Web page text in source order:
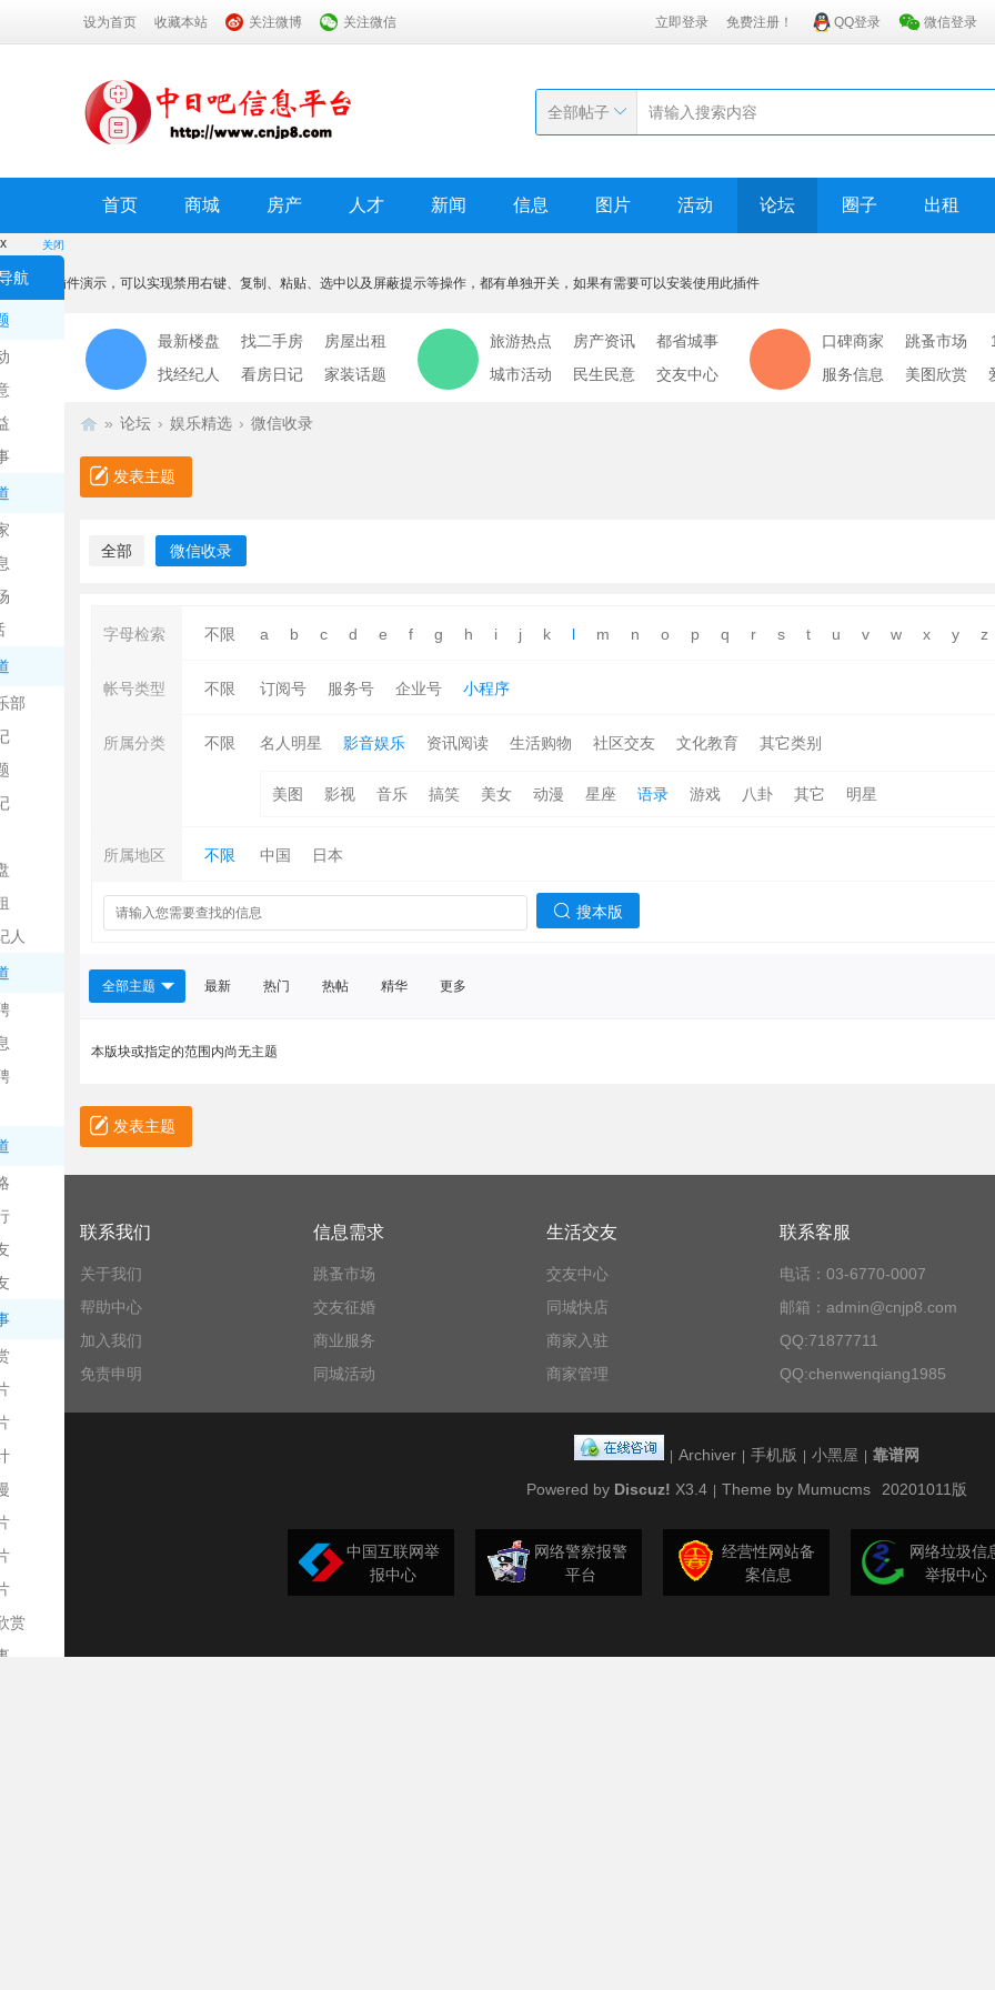
设为首页 收藏本站 关注微博 关注微信 立即登录 免费注册！ QQ登录 微信登录
全部帖子
首页 商城 房产 人才 新闻 信息 图片 活动 论坛 圈子 出租
关闭
航
部
人
赏
x
本功能为插件演示，可以实现禁用右键、复制、粘贴、选中以及屏蔽提示等操作，都有单独开关，如果有需要可以安装使用此插件
我知道了
最新楼盘 找二手房
房屋出租
找经纪人
看房日记 家装话题
旅游热点 房产资讯
都省城事
城市活动
民生民意 交友中心
口碑商家 跳蚤市场
服务信息
美图欣赏
» 论坛 › 娱乐精选 › 微信收录
发表主题
全部 微信收录
字母检索 不限 a b c d e f g h i j k l m n o p q r s t u v w x y z
帐号类型 不限 订阅号 服务号 企业号 小程序
所属分类 不限 名人明星 影音娱乐 资讯阅读 生活购物 社区交友 文化教育 其它类别
美图 影视 音乐 搞笑 美女 动漫 星座 语录 游戏 八卦 其它 明星
所属地区 不限 中国 日本
搜本版
全部主题 最新 热门 热帖 精华 更多
本版块或指定的范围内尚无主题
发表主题
联系我们
关于我们
帮助中心
加入我们
免责申明
信息需求
跳蚤市场
交友征婚
商业服务
同城活动
生活交友
交友中心
同城快店
商家入驻
商家管理
联系客服
电话：03-6770-0007
邮箱：admin@cnjp8.com
QQ:71877711
QQ:chenwenqiang1985
Archiver 手机版 小黑屋
靠谱网
Powered by Discuz! X3.4 Theme by Mumucms 20201011版
中国互联网举
报中心
网络警察报警
平台
经营性网站备
案信息
网络垃圾信
举报中心